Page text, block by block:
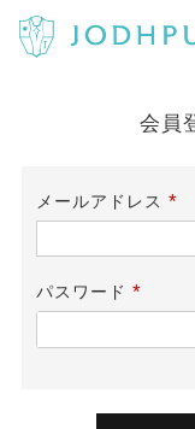
会員
メールアドレス
須)
パスワード
須)